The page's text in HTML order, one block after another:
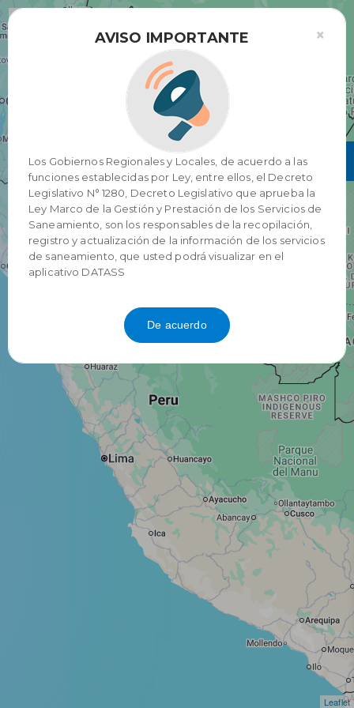
Leaflet
×
AVISO IMPORTANTE
Los Gobiernos Regionales y Locales, de acuerdo a las
funciones establecidas por Ley, entre ellos, el Decreto
Legislativo N° 1280, Decreto Legislativo que aprueba la
Ley Marco de la Gestión y Prestación de los Servicios de
Saneamiento, son los responsables de la recopilación,
registro y actualización de la información de los servicios
de saneamiento, que usted podrá visualizar en el
aplicativo DATASS
De acuerdo